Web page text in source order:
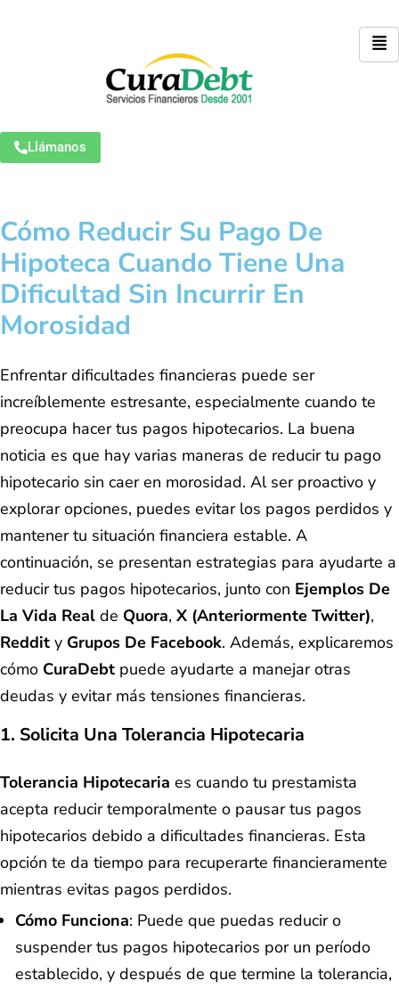
Llámanos
Cómo Reducir Su Pago De
Hipoteca Cuando Tiene Una
Dificultad Sin Incurrir En
Morosidad
Enfrentar dificultades financieras puede ser
increíblemente estresante, especialmente cuando te
preocupa hacer tus pagos hipotecarios. La buena
noticia es que hay varias maneras de reducir tu pago
hipotecario sin caer en morosidad. Al ser proactivo y
explorar opciones, puedes evitar los pagos perdidos y
mantener tu situación financiera estable. A
continuación, se presentan estrategias para ayudarte a
reducir tus pagos hipotecarios, junto con Ejemplos De
La Vida Real de Quora, X (anteriormente Twitter),
Reddit y Grupos De Facebook. Además, explicaremos
cómo CuraDebt puede ayudarte a manejar otras
deudas y evitar más tensiones financieras.
1. Solicita Una Tolerancia Hipotecaria
Tolerancia Hipotecaria es cuando tu prestamista
acepta reducir temporalmente o pausar tus pagos
hipotecarios debido a dificultades financieras. Esta
opción te da tiempo para recuperarte financieramente
mientras evitas pagos perdidos.
Cómo Funciona: Puede que puedas reducir o
suspender tus pagos hipotecarios por un período
establecido, y después de que termine la tolerancia,